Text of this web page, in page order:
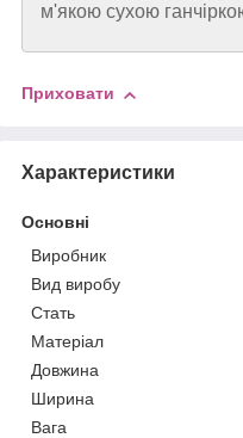
м'якою сухою
Приховати
Характеристики
Основні
Виробник
Вид виробу
Стать
Матеріал
Довжина
Ширина
Вага